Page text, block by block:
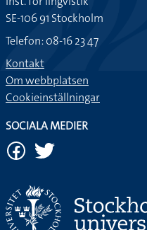
SE-106 91 Stockholm
Telefon: 08-16 23 47
Kontakt
Om webbplatsen
Cookieinställningar
SOCIALA MEDIER